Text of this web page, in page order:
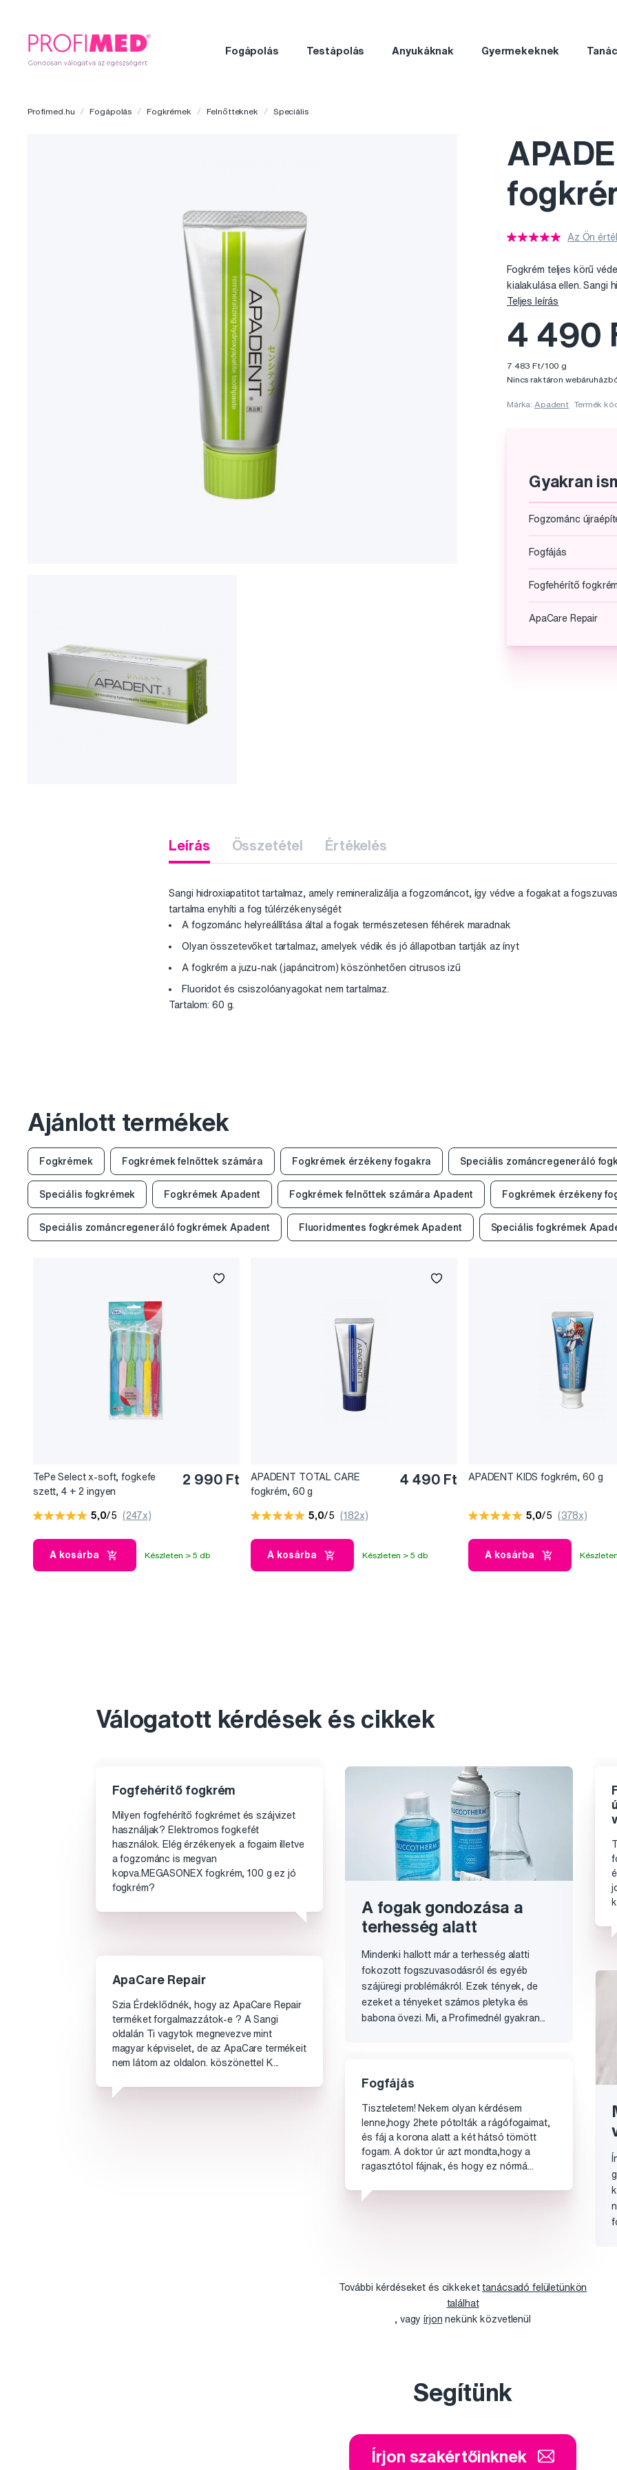
Fogápolás Testápolás Anyukáknak Gyermekeknek
Profimed.hu Fogápolás Fogkrémek Felnőtteknek Speciális
Az Ön
Fogkrém teljes körű
kialakulása ellen. Sangi
Teljes leírás
4 490
7 483 Ft/100 g
Nincs raktáron
Márka: Apadent Termék
Gyakran
Fogzománc
Fogfájás
Fogfehérítő fogkrém
ApaCare Repair
Leírás Összetétel Értékelés
Sangi hidroxiapatitot tartalmaz, amely remineralizálja a fogzománcot, így védve a fogakat a
tartalma enyhíti a fog túlérzékenységét
A fogzománc helyreállítása által a fogak természetesen féhérek maradnak
Olyan összetevőket tartalmaz, amelyek védik és jó állapotban tartják az ínyt
A fogkrém a juzu-nak (japáncitrom) köszönhetően citrusos izű
Fluoridot és csiszolóanyagokat nem tartalmaz.
Tartalom: 60 g.
Ajánlott termékek
Fogkrémek Fogkrémek felnőttek számára Fogkrémek érzékeny fogakra Speciális zománcregeneráló
Speciális fogkrémek Fogkrémek Apadent Fogkrémek felnőttek számára Apadent Fogkrémek érzékeny
Speciális zománcregeneráló fogkrémek Apadent Fluoridmentes fogkrémek Apadent Speciális fogkrémek
TePe Select x-soft, fogkefe
szett, 4 + 2 ingyen
2 990 Ft
5,0/5 (247x)
A kosárba Készleten > 5 db
APADENT TOTAL CARE
fogkrém, 60 g
4 490 Ft
5,0/5 (182x)
A kosárba Készleten > 5 db
APADENT KIDS fogkrém, 60 g
5,0/5 (378x)
A kosárba
Válogatott kérdések és cikkek
Fogfehérítő fogkrém
Milyen fogfehérítő fogkrémet és szájvizet
használjak? Elektromos fogkefét
használok. Elég érzékenyek a fogaim illetve
a fogzománc is megvan
kopva.MEGASONEX fogkrém, 100 g ez jó
fogkrém?
A fogak gondozása a
terhesség alatt
Mindenki hallott már a terhesség alatti
fokozott fogszuvasodásról és egyéb
szájüregi problémákról. Ezek tények, de
ezeket a tényeket számos pletyka és
babona övezi. Mi, a Profimednél gyakran...
ApaCare Repair
Szia Érdeklődnék, hogy az ApaCare Repair
terméket forgalmazzátok-e ? A Sangi
oldalán Ti vagytok megnevezve mint
magyar képviselet, de az ApaCare termékeit
nem látom az oldalon. köszönettel K...
Fogfájás
Tiszteletem! Nekem olyan kérdésem
lenne,hogy 2hete pótolták a rágófogaimat,
és fáj a korona alatt a két hátsó tömött
fogam. A doktor úr azt mondta,hogy a
ragasztótol fájnak, és hogy ez nórmá...
További kérdéseket és cikkekettanácsadó felületünkön
találhat
, vagyírjon nekünk közvetlenül
Segítünk
Írjon szakértőinknek